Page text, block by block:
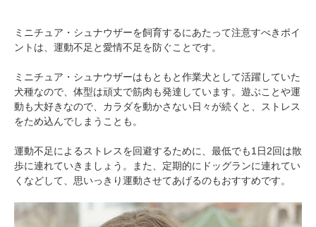
ミニチュア・シュナウザーを飼育するにあたって注意すべきポイ
ントは、運動不足と愛情不足を防ぐことです。
ミニチュア・シュナウザーはもともと作業犬として活躍していた
犬種なので、体型は頑丈で筋肉も発達しています。遊ぶことや運
動も大好きなので、カラダを動かさない日々が続くと、ストレス
をため込んでしまうことも。
運動不足によるストレスを回避するために、最低でも1日2回は散
歩に連れていきましょう。また、定期的にドッグランに連れてい
くなどして、思いっきり運動させてあげるのもおすすめです。
閉じる
PECOアプリをダウンロード済みの方
アプリで開く